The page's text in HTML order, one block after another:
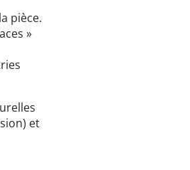
pièce.
»
et